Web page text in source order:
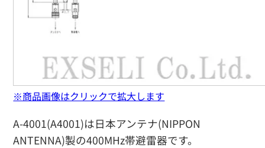
A-4001(A4001)は日本アンテナ(NIPPON
ANTENNA)製の400MHz帯避雷器です。
※商品画像はクリックで拡大します